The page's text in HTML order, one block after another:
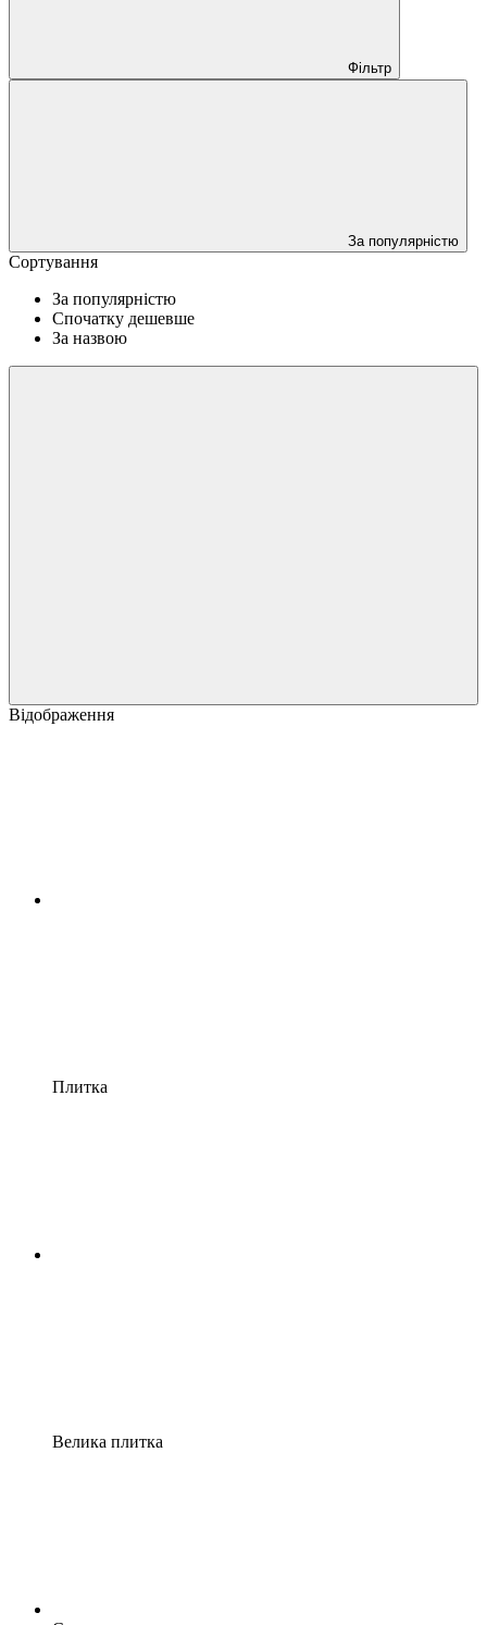
Фільтр
За популярністю
Сортування
За популярністю
Спочатку дешевше
За назвою
Відображення
Плитка
Велика плитка